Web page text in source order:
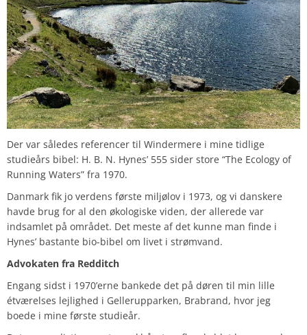
Der var således referencer til Windermere i mine tidlige
studieårs bibel: H. B. N. Hynes’ 555 sider store “The Ecology of
Running Waters” fra 1970.
Danmark fik jo verdens første miljølov i 1973, og vi danskere
havde brug for al den økologiske viden, der allerede var
indsamlet på området. Det meste af det kunne man finde i
Hynes’ bastante bio-bibel om livet i strømvand.
Advokaten fra Redditch
Engang sidst i 1970’erne bankede det på døren til min lille
étværelses lejlighed i Gellerupparken, Brabrand, hvor jeg
boede i mine første studieår.